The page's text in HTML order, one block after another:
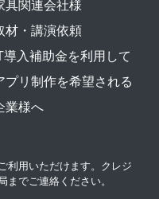
具関連会社様
材・講演依頼
導入補助金を利用して
プリ制作を希望される
業様へ
利用いただけます。クレジ
までご連絡ください。